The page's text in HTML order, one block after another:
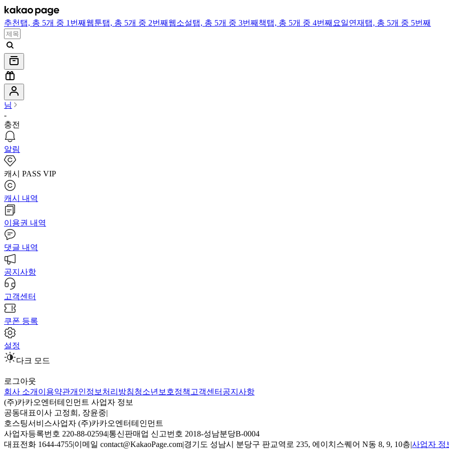
추천 탭, 총 5개 중 1번째 웹툰탭, 총 5개 중 2번째 웹소설탭, 총 5개 중 3번째 책탭, 총 5개 중 4번째 요일연재 탭, 총 5개 중 5번째
님
-
충전
알림
캐시 PASS VIP
캐시 내역
이용권 내역
댓글 내역
공지사항
고객센터
쿠폰 등록
설정
다크 모드
로그아웃
회사 소개 이용약관개인정보처리방침청소년보호정책 고객센터 공지사항
(주)카카오엔터테인먼트 사업자 정보
공동대표이사 고정희, 장윤중|
호스팅서비스사업자 (주)카카오엔터테인먼트
사업자등록번호 220-88-02594|통신판매업 신고번호 2018-성남분당B-0004
대표전화 1644-4755|이메일 contact@KakaoPage.com|경기도 성남시 분당구 판교역로 235, 에이치스퀘어 N동 8, 9, 10층|사업자 정